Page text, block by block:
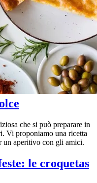
che si può preparare in
Vi proponiamo una ricetta
un aperitivo con gli amici.